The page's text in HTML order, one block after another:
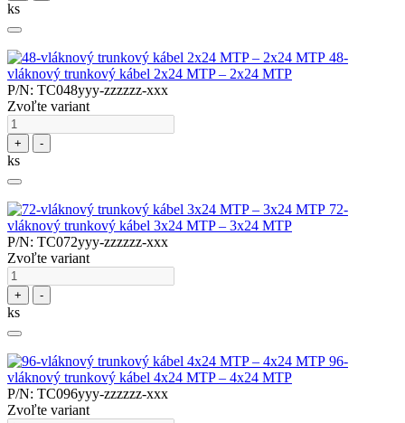
ks
48-
vláknový trunkový kábel 2x24 MTP – 2x24 MTP
P/N: TC048yyy-zzzzzz-xxx
Zvoľte variant
+ -
ks
72-
vláknový trunkový kábel 3x24 MTP – 3x24 MTP
P/N: TC072yyy-zzzzzz-xxx
Zvoľte variant
+ -
ks
96-
vláknový trunkový kábel 4x24 MTP – 4x24 MTP
P/N: TC096yyy-zzzzzz-xxx
Zvoľte variant